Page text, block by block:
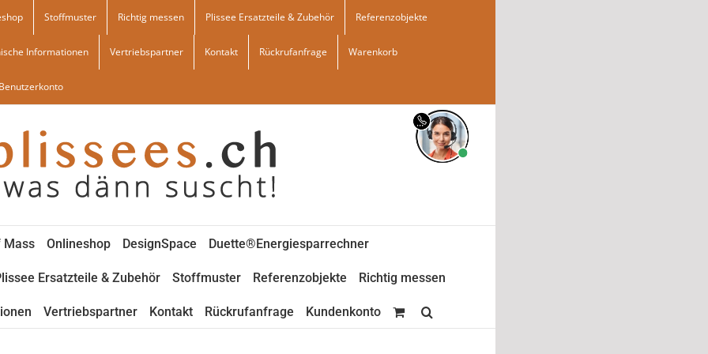
Stoffmuster Richtig messen Plissee Ersatzteile & Zubehör Referenzobjekte
Informationen Vertriebspartner Kontakt Rückrufanfrage Warenkorb
Mass Onlineshop DesignSpace Duette®Energiesparrechner
Ersatzteile & Zubehör Stoffmuster Referenzobjekte Richtig messen
Vertriebspartner Kontakt Rückrufanfrage Kundenkonto